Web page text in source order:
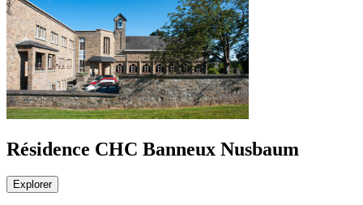
Résidence CHC Banneux Nusbaum
Explorer